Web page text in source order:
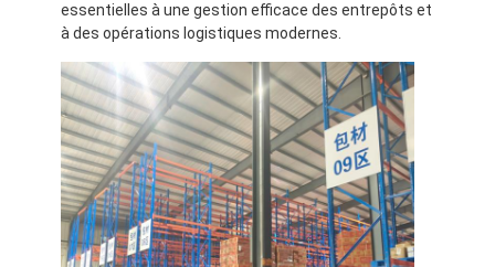
Support de stockage d'entrepôt
étagère d'affichage de supermarché
Rayonnage en porte-à-faux
Rayonnage Push Back
Conduire dans le rayonnage
Défilement ligne par ligne par radio de navette
essentielles à une gestion efficace des entrepôts et
à des opérations logistiques modernes.